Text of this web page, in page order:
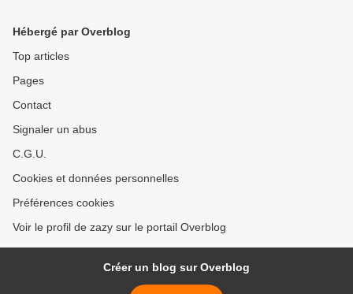
Hébergé par Overblog
Top articles
Pages
Contact
Signaler un abus
C.G.U.
Cookies et données personnelles
Préférences cookies
Voir le profil de zazy sur le portail Overblog
Créer un blog sur Overblog